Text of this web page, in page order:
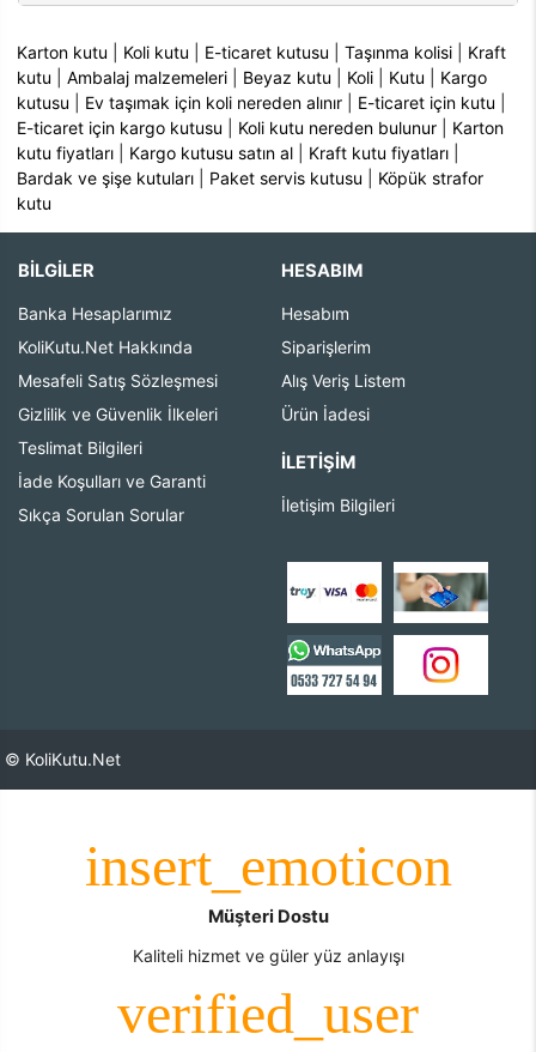
Karton kutu Koli kutu E-ticaret kutusu |Taşınma kolisi
Kraft
kutu |Ambalaj malzemeleri Beyaz kutu Koli Kutu
Kargo
kutusu
Ev taşımak için koli nereden alınır E-ticaret için kutu
E-ticaret için kargo kutusu
Koli kutu nereden bulunur
Karton
kutu fiyatları
Kargo kutusu satın al Kraft kutu fiyatları
Bardak ve şişe kutuları
Paket servis kutusu
Köpük strafor
kutu
BİLGİLER
Banka Hesaplarımız
KoliKutu.Net Hakkında
Mesafeli Satış Sözleşmesi
Gizlilik ve Güvenlik İlkeleri
Teslimat Bilgileri
İade Koşulları ve Garanti
Sıkça Sorulan Sorular
HESABIM
Hesabım
Siparişlerim
Alış Veriş Listem
Ürün İadesi
İLETIŞIM
İletişim Bilgileri
© KoliKutu.Net
Müşteri Dostu
Kaliteli hizmet ve güler yüz anlayışı